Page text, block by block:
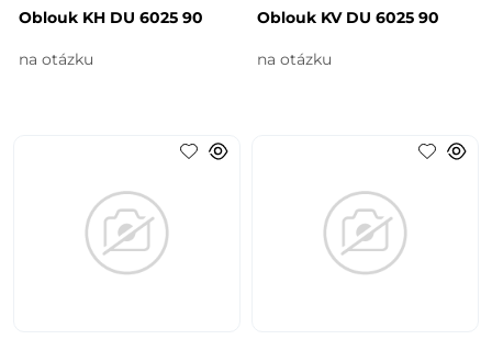
Oblouk KH DU 6025 90
na otázku
Oblouk KV DU 6025 90
na otázku